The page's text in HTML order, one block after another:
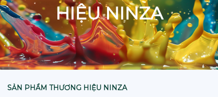
HIỆU NINZA
SẢN PHẨM THƯƠNG HIỆU NINZA